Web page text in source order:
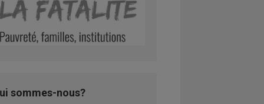
sommes-nous?